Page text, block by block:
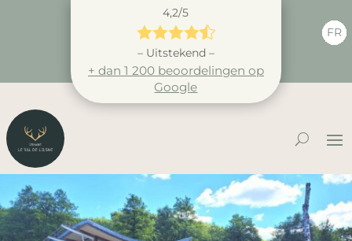
4,2/5

– Uitstekend –
+ dan 1 200 beoordelingen op
Google
FR